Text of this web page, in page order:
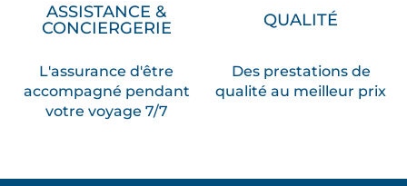
ASSISTANCE &
CONCIERGERIE
L'assurance d'être
accompagné pendant
votre voyage 7/7
QUALITÉ
Des prestations de
qualité au meilleur prix